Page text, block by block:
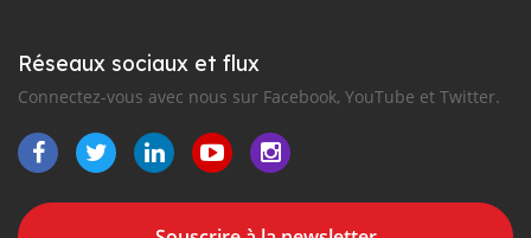
Réseaux sociaux et flux
Connectez-vous avec nous sur Facebook, YouTube et Twitter.